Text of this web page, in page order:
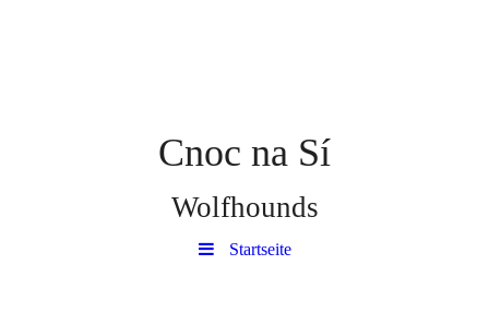
Cnoc na Sí
Wolfhounds
Startseite